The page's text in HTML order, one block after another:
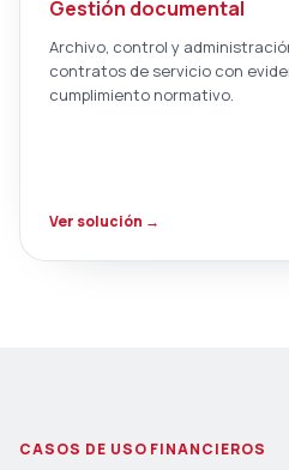
Gestión documental
Archivo, control y
contratos de servicio con
cumplimiento normativo.
Ver solución →
CASOS DE USO FINANCIEROS